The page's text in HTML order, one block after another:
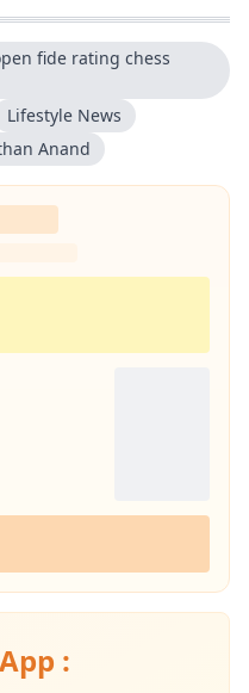
fide rating chess
Lifestyle News
Anand
: